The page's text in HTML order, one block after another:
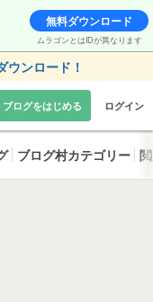
無料ダウンロード
ムラゴンとはIDが異なります
ウンロード！
ブログをはじめる ログイン
ブログ村カテゴリー